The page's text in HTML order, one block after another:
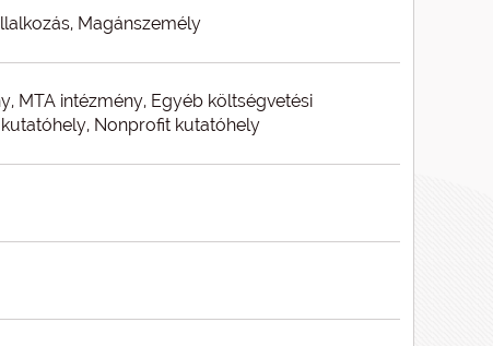
Magánszemély
MTA intézmény, Egyéb költségvetési
Nonprofit kutatóhely